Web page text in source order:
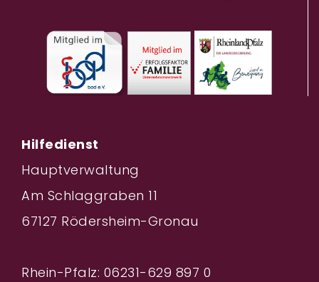
Hilfedienst
Hauptverwaltung
Am Schlaggraben 11
67127 Rödersheim-Gronau
Rhein-Pfalz: 06231-629 897 0